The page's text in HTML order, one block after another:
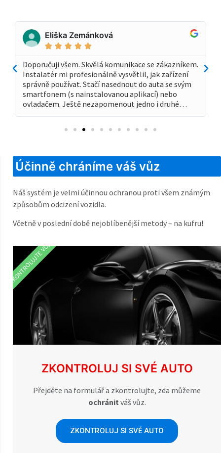
Eliška Zemánková
    
Doporučuji všem. Skvělá komunikace se zákazníkem.
Instalatér mi profesionálně vysvětlil, jak zařízení
správně používat. Stačí nasednout do auta se svým
smartfonem (s nainstalovanou aplikací) nebo
ovladačem. Ještě nezapomenout jedno i druhé…
Účinně chráníme váš vůz
Náš systém je velmi účinnou ochranou proti všem známým
způsobům odcizení vozidla.
Včetně v poslední době nejoblíbenější metody – na kufru!
ZKONTROLUJ SI SVÉ AUTO
Přejděte na formulář a zkontrolujte, zda můžeme
ochránit váš vůz.
ZKONTROLUJ SI SVÉ AUTO
ZKONTROLUJTE VŮZ